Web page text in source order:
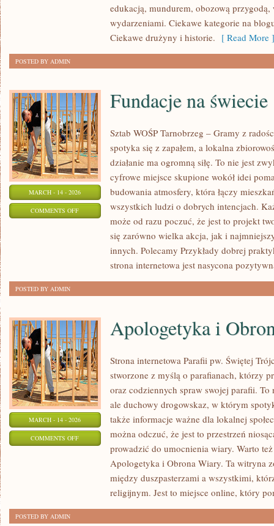
edukacją, mundurem, obozową
wydarzeniami. Ciekawe kategorie na
Ciekawe drużyny i historie. [ Read More ]
POSTED BY ADMIN
MARCH - 14 - 2026
COMMENTS OFFON
Fundacje na świecie
Sztab WOŚP Tarnobrzeg – Gramy z
spotyka się z zapałem, a lokalna
działanie ma ogromną siłę. To nie jest
cyfrowe miejsce skupione wokół idei
budowania atmosfery, która łączy
wszystkich ludzi o dobrych intencjach.
może od razu poczuć, że jest to projekt
się zarówno wielka akcja, jak i
innych. Polecamy Przykłady dobrej
strona internetowa jest nasycona
POSTED BY ADMIN
MARCH - 14 - 2026
COMMENTS OFFON
APOLOGETYKA
Apologetyka i
Strona internetowa Parafii pw. Świętej
stworzone z myślą o parafianach, którzy
oraz codziennych spraw swojej parafii.
ale duchowy drogowskaz, w którym
także informacje ważne dla lokalnej
można odczuć, że jest to przestrzeń
prowadzić do umocnienia wiary. Warto
Apologetyka i Obrona Wiary. Ta witryna
między duszpasterzami a wszystkimi,
religijnym. Jest to miejsce online, który
POSTED BY ADMIN